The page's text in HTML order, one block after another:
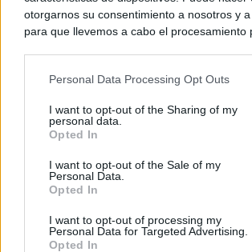
otorgarnos su consentimiento a nosotros y
para que llevemos a cabo el procesamiento
negar su consentimiento. Tenga en cuenta
de su consentimiento, pero usted tiene el
rechazar tal procesamiento. Sus
cualquier momento entrando de nuevo en
visitando nuestra política de privacidad.
Personal Data Processing Opt Outs
I want to opt-out of the Sharing of my
personal data.
Opted In
I want to opt-out of the Sale of my
Personal Data.
Opted In
I want to opt-out of processing my
Personal Data for Targeted Advertising.
Opted In